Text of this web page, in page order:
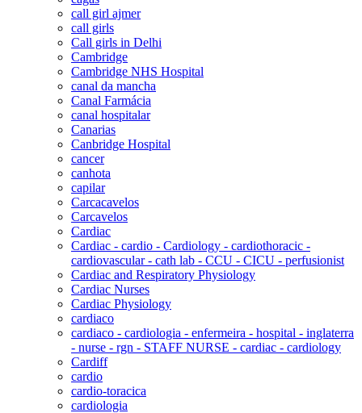
call girl ajmer
call girls
Call girls in Delhi
Cambridge
Cambridge NHS Hospital
canal da mancha
Canal Farmácia
canal hospitalar
Canarias
Canbridge Hospital
cancer
canhota
capilar
Carcacavelos
Carcavelos
Cardiac
Cardiac - cardio - Cardiology - cardiothoracic -
cardiovascular - cath lab - CCU - CICU - perfusionist
Cardiac and Respiratory Physiology
Cardiac Nurses
Cardiac Physiology
cardiaco
cardiaco - cardiologia - enfermeira - hospital - inglaterra
- nurse - rgn - STAFF NURSE - cardiac - cardiology
Cardiff
cardio
cardio-toracica
cardiologia